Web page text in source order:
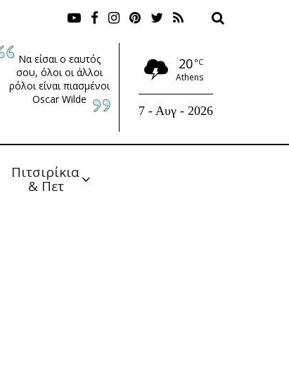
Να είσαι ο εαυτός
σου, όλοι οι άλλοι
ρόλοι είναι πιασμένοι
Oscar Wilde
20 °C
Athens
7 - Αυγ - 2026
Πιτσιρίκια
& Πετ